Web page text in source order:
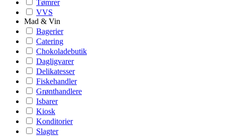
Tømrer
VVS
Mad & Vin
Bagerier
Catering
Chokoladebutik
Dagligvarer
Delikatesser
Fiskehandler
Grønthandlere
Isbarer
Kiosk
Konditorier
Slagter